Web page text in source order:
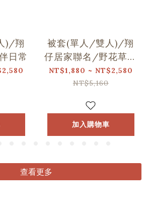
)/翔
日常
被套(單人/雙人)/翔
仔居家聯名/野花草與
蝴蝶
NT$1,880 ~ NT$2,580
NT$5,160
加入購物車
查看更多